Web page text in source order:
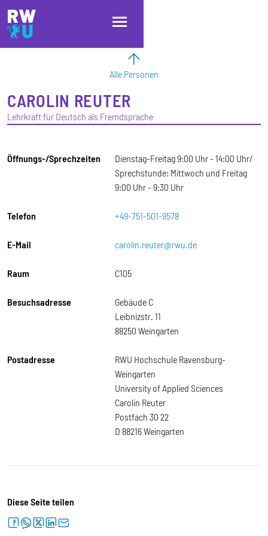
Direkt zum Inhalt
Direkt zur Hauptnavigation
Direkt zum Fußbereich
Alle Personen
CAROLIN REUTER
Lehrkraft für Deutsch als Fremdsprache
Öffnungs-/Sprechzeiten
Dienstag-Freitag 9:00 Uhr - 14:00 Uhr/
Sprechstunde: Mittwoch und Freitag
9:00 Uhr - 9:30 Uhr
Telefon +49-751-501-9578
E-Mail carolin.reuter@rwu.de
Raum C105
Besuchsadresse
Gebäude C
Leibnizstr. 11
88250 Weingarten
Postadresse
RWU Hochschule Ravensburg-
Weingarten
University of Applied Sciences
Carolin Reuter
Postfach 30 22
D 88216 Weingarten
Diese Seite teilen
facebookwhatsapptwitterlinkedinletter